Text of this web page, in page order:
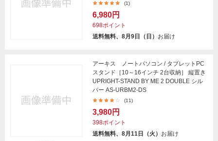
(1)
6,980円
698ポイント
送料無料、8月9日（日） お届け
アーキス ノートパソコン / タブレットPC
スタンド［10～16インチ 2台収納］ 縦置き
UPRIGHT-STAND BY ME 2 DOUBLE シル
バー AS-URBM2-DS
(11)
3,980円
398ポイント
送料無料、8月11日（火） お届け